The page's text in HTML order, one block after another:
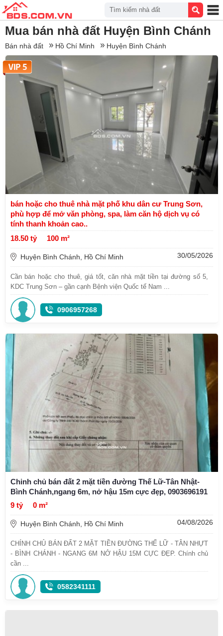
Mua bán nhà đất Huyện Bình Chánh
Bán nhà đất Hồ Chí Minh Huyện Bình Chánh
bán hoặc cho thuê nhà mặt phố khu dân cư Trung Sơn,
phù hợp để mở văn phòng, spa, làm căn hộ dịch vụ có
tính thanh khoản cao..
18.50 tỷ
100 m²
Huyện Bình Chánh, Hồ Chí Minh 30/05/2026
Cần bán hoặc cho thuê, giá tốt, căn nhà mặt tiền tại đường số 5,
KDC Trung Sơn – gần cạnh Bệnh viện Quốc tế Nam ...
0906957268
Chinh chủ bán đất 2 mặt tiền đường Thế Lữ-Tân Nhật-
Bình Chánh,ngang 6m, nở hậu 15m cực đẹp, 0903696191
9 tỷ
0 m²
Huyện Bình Chánh, Hồ Chí Minh 04/08/2026
CHÍNH CHỦ BÁN ĐẤT 2 MẶT TIỀN ĐƯỜNG THẾ LỮ - TÂN NHỰT
- BÌNH CHÁNH - NGANG 6M NỞ HẬU 15M CỰC ĐẸP. Chính chủ
cần ...
0582341111
Tìm kiếm nhà đất